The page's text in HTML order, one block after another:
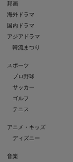
邦画
海外ドラマ
国内ドラマ
アジアドラマ
韓流まつり
スポーツ
プロ野球
サッカー
ゴルフ
テニス
アニメ・キッズ
ディズニー
音楽